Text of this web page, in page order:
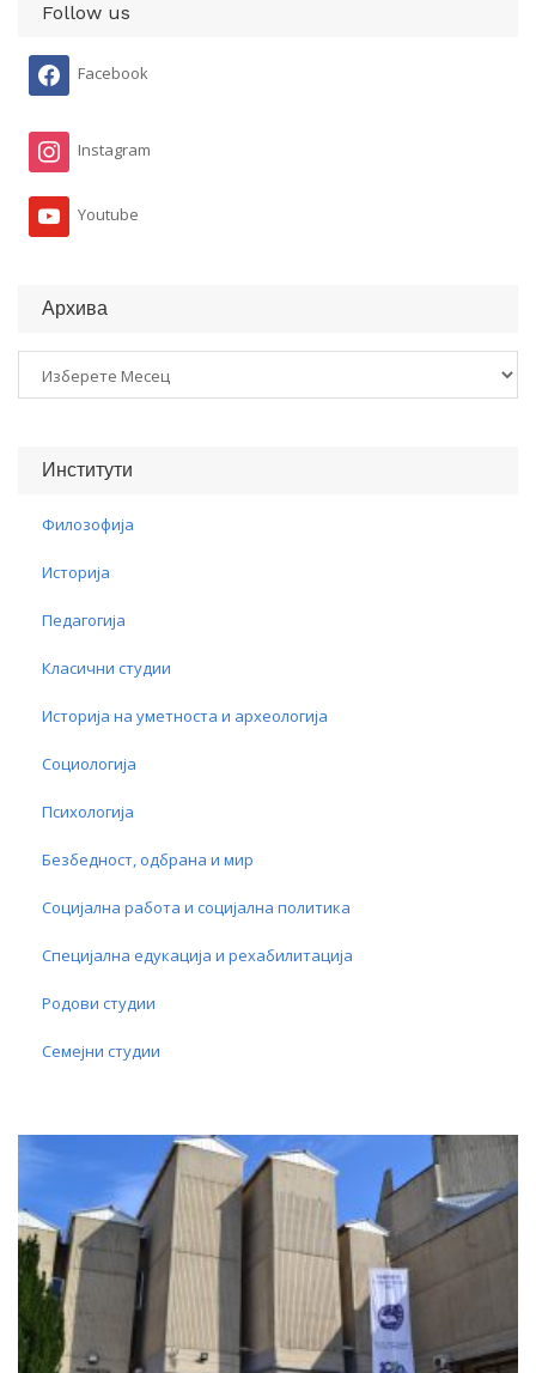
Follow us
Facebook
Instagram
Youtube
Архива
Институти
Филозофија
Историја
Педагогија
Класични студии
Историја на уметноста и археологија
Социологија
Психологија
Безбедност, одбрана и мир
Социјална работа и социјална политика
Специјална едукација и рехабилитација
Родови студии
Семејни студии